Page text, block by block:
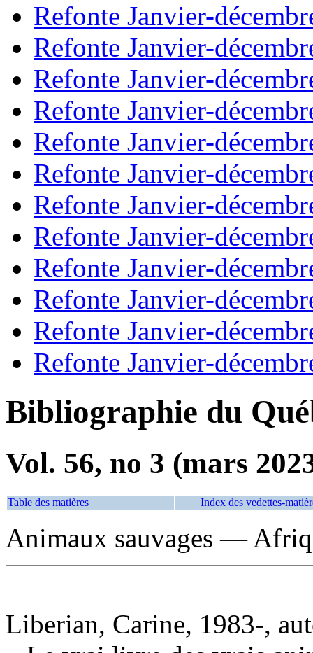
Refonte Janvier-
Refonte Janvier-
Refonte Janvier-
Refonte Janvier-
Refonte Janvier-
Refonte Janvier-
Refonte Janvier-
Refonte Janvier-
Refonte Janvier-
Refonte Janvier-
Refonte Janvier-
Refonte Janvier-
Bibliographie du
Vol. 56, no 3 (mars
Table des matières Index des vedettes-
Animaux sauvages —
Liberian, Carine, 1983-,